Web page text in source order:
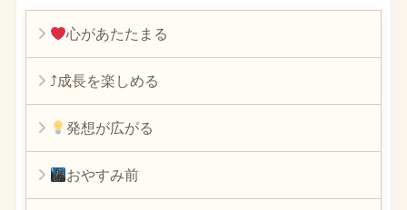
心があたたまる
⤴︎成長を楽しめる
発想が広がる
おやすみ前